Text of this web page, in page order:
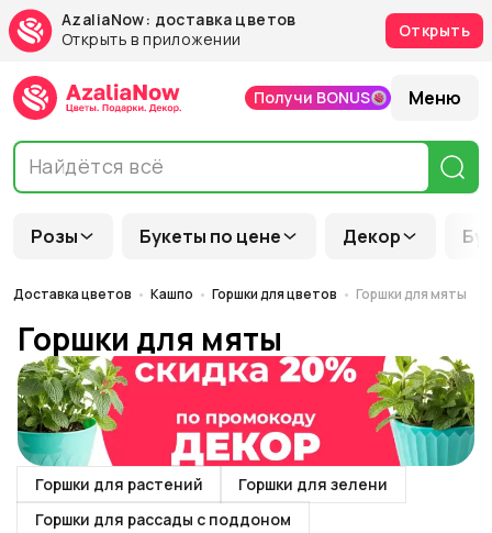
AzaliaNow: доставка цветов
Открыть в приложении
Открыть
Розы Букеты по цене Декор
Получи BONUS Меню
Доставка цветов Кашпо Горшки для цветов Горшки для мяты
Горшки для мяты
Горшки для растений
Горшки для зелени
Горшки для рассады с поддоном